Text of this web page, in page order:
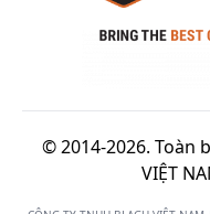
© 2014-2026. Toàn
VIỆT